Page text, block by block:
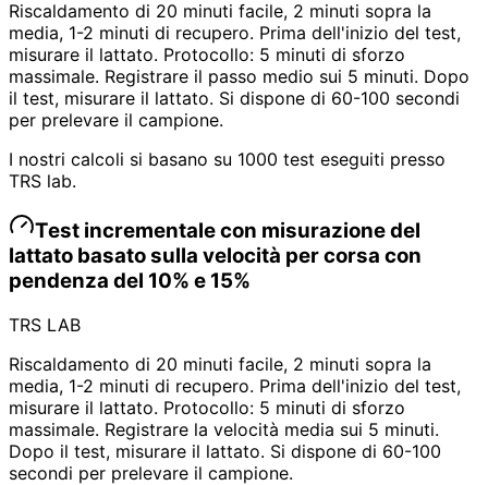
Riscaldamento di 20 minuti facile, 2 minuti sopra la
media, 1-2 minuti di recupero. Prima dell'inizio del test,
misurare il lattato. Protocollo: 5 minuti di sforzo
massimale. Registrare il passo medio sui 5 minuti. Dopo
il test, misurare il lattato. Si dispone di 60-100 secondi
per prelevare il campione.
I nostri calcoli si basano su 1000 test eseguiti presso
TRS lab.
Test incrementale con misurazione del
lattato basato sulla velocità per corsa con
pendenza del 10% e 15%
TRS LAB
Riscaldamento di 20 minuti facile, 2 minuti sopra la
media, 1-2 minuti di recupero. Prima dell'inizio del test,
misurare il lattato. Protocollo: 5 minuti di sforzo
massimale. Registrare la velocità media sui 5 minuti.
Dopo il test, misurare il lattato. Si dispone di 60-100
secondi per prelevare il campione.